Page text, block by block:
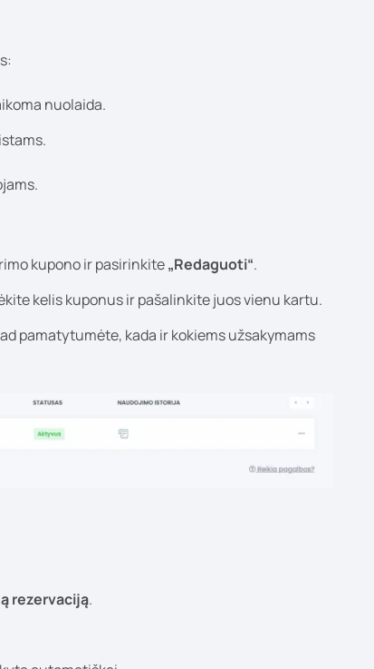
nuolaida.
kupono ir pasirinkite„Redaguoti“.
kelis kuponus ir pašalinkite juos vienu kartu.
pamatytumėte, kada ir kokiems užsakymams
rezervaciją.